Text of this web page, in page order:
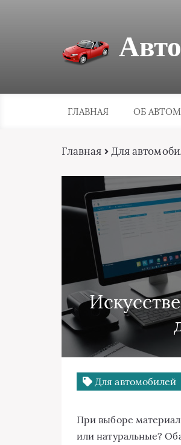
ГЛАВНАЯ ОБ
Главная Для
Для автомобилей
При выборе
или натуральные?